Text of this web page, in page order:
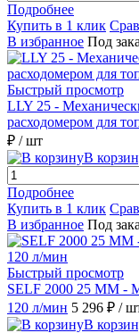
Подробнее
Купить в 1 клик
В избранное Под
Быстрый просмотр
LLY 25 -
расходомером для
₽ / шт
В
Подробнее
Купить в 1 клик
В избранное Под
Быстрый просмотр
SELF 2000 25 MM -
120 л/мин 5 296 ₽ /
В